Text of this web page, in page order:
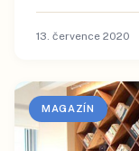
13. července 2020
MAGAZÍN